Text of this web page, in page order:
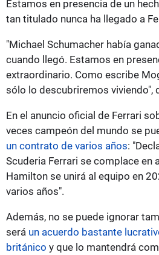
Estamos en presencia de un
tan titulado nunca ha llegado a
"Michael Schumacher había
cuando llegó. Estamos en
extraordinario. Como escribe
sólo lo descubriremos viviendo",
En el anuncio oficial de Ferrari
veces campeón del mundo se
un contrato de varios años:
Scuderia Ferrari se complace en
Hamilton se unirá al equipo en
varios años".
Además, no se puede ignorar
será un acuerdo bastante
británico y que lo mantendrá